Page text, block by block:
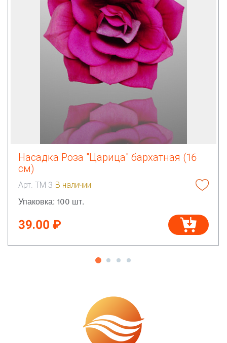
Насадка Роза "Царица" бархатная (16
см)
Арт. ТМ 3 В наличии
Упаковка: 100 шт.
39.00 ₽